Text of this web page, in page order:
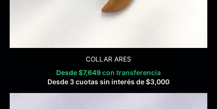
COLLAR ARES
Desde$7,649con transferencia
Desde 3 cuotas sin interés de$3,000